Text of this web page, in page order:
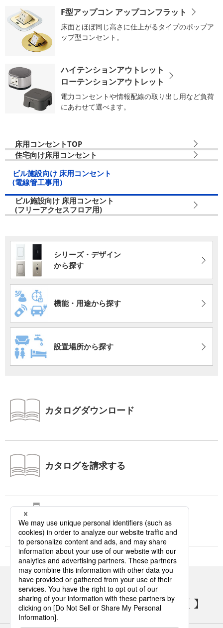
F型アップコン アップコンフラット
床面とほぼ同じ高さに仕上がるタイプのポップア
ップ型コンセント。
ハイテンションアウトレット
ローテンションアウトレット
電力コンセントや情報配線の取り出し用など負荷
にあわせて選べます。
床用コンセントTOP
住宅向け床用コンセント
ビル施設向け 床用コンセント
(電線管工事用)
ビル施設向け 床用コンセント
(フリーアクセスフロア用)
シリーズ・デザイン
から探す
機能・用途から探す
設置場所から探す
カタログダウンロード
カタログを請求する
パナソニックの電気設備 SNSアカウント